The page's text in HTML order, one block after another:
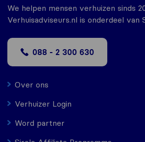
We helpen mensen verhuizen sinds
Verhuisadviseurs.nl is onderdeel van
088 - 2 300 630
Over ons
Verhuizer Login
Word partner